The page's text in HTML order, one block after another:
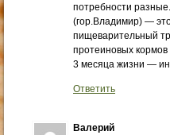
потребности
(гор.Владимир) —
пищеварительный
протеиновых
3 месяца жизни —
Ответить
Валерий